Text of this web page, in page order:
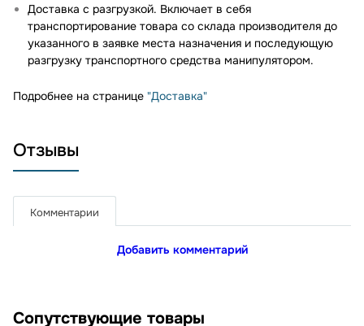
Доставка с разгрузкой. Включает в себя
транспортирование товара со склада производителя до
указанного в заявке места назначения и последующую
разгрузку транспортного средства манипулятором.
Подробнее на странице "Доставка"
Отзывы
Комментарии
Добавить комментарий
Сопутствующие товары